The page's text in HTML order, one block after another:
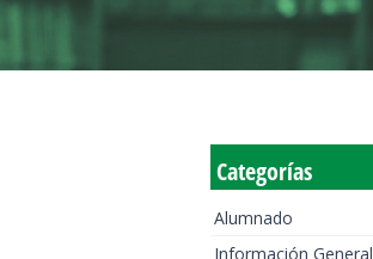
Categorías
Alumnado
Información General